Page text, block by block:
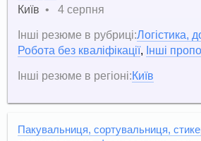
Київ •
4 серпня
Інші резюме в рубриці:Логістика,
Робота без кваліфікації, Інші
Інші резюме в регіоні:Київ
Пакувальниця, сортувальниця,